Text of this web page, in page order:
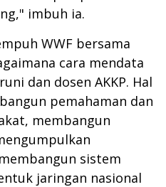
imbuh ia.
WWF bersama
cara mendata
dan dosen AKKP. Hal
pemahaman dan
membangun
sistem
jaringan nasional